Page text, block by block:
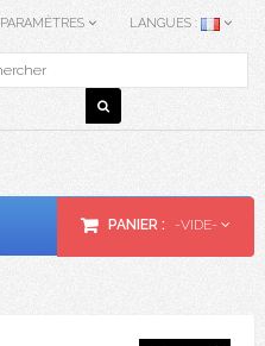
PARAMÈTRES LANGUES :
PANIER : -VIDE-